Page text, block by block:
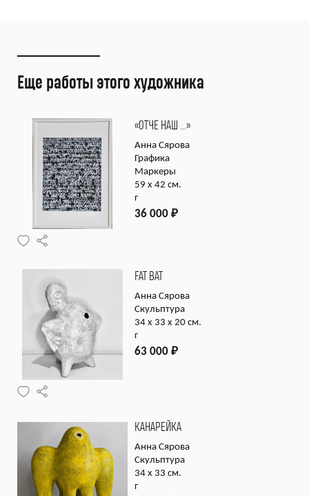
Еще работы этого художника
«ОТЧЕ НАШ …»
Анна Сярова
Графика
Маркеры
59 х 42 см.
г
36 000 ₽
FAT BAT
Анна Сярова
Скульптура
34 х 33 х 20 см.
г
63 000 ₽
КАНАРЕЙКА
Анна Сярова
Скульптура
34 х 33 см.
г